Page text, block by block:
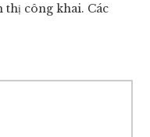
thị công khai. Các